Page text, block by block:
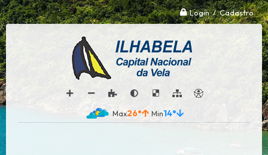
Login / Cadastro
26° 14°